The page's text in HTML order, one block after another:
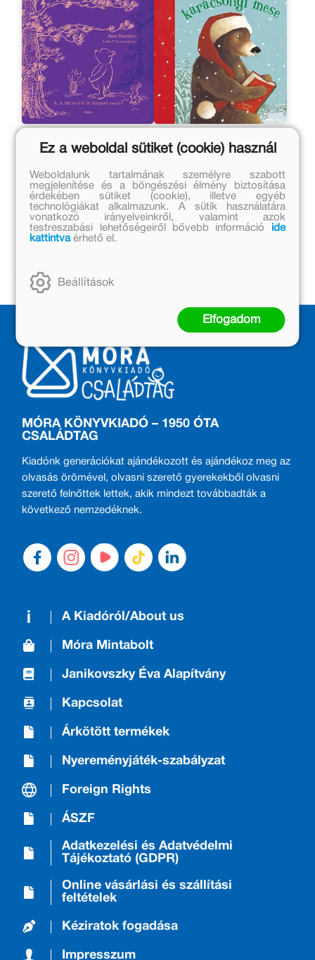
Pagonyból
Jane Riordan
Eredeti ár:
4 499 Ft
Kötött ár:
24 karácsonyi mese
Brigitte Weninger
Eredeti ár:
5 999 Ft
Online ár:
MÓRA KÖNYVKIADÓ – 1950 ÓTA
CSALÁDTAG
Kiadónk generációkat ajándékozott és ajándékoz meg az
olvasás örömével, olvasni szerető gyerekekből olvasni
szerető felnőttek lettek, akik mindezt továbbadták a
következő nemzedéknek.
A Kiadóról/About us
Móra Mintabolt
Janikovszky Éva Alapítvány
Kapcsolat
Árkötött termékek
Nyereményjáték-szabályzat
Foreign Rights
ÁSZF
Adatkezelési és Adatvédelmi
Tájékoztató (GDPR)
Online vásárlási és szállítási
feltételek
Kéziratok fogadása
Impresszum
Ez a weboldal sütiket (cookie) használ
Weboldalunk tartalmának személyre szabott
megjelenítése és a böngészési élmény biztosítása
érdekében sütiket (cookie), illetve egyéb
technológiákat alkalmazunk. A sütik használatára
vonatkozó irányelveinkről, valamint azok
testreszabási lehetőségeiről bővebb információ
ide
kattintvaérhető el.
Beállítások
Elfogadom